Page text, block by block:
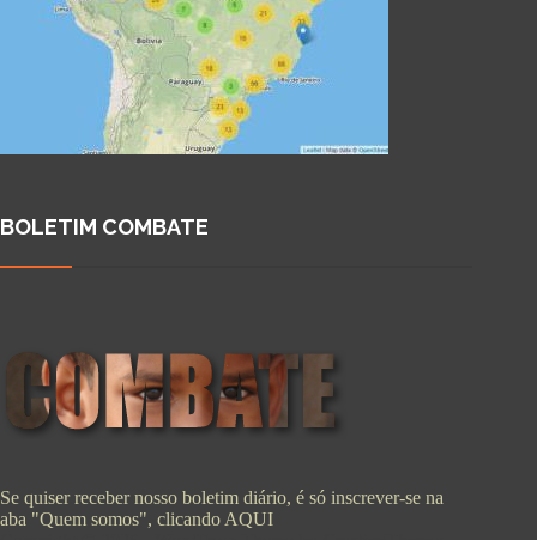
BOLETIM COMBATE
Se quiser receber nosso boletim diário, é só inscrever-se na
aba "Quem somos", clicando AQUI